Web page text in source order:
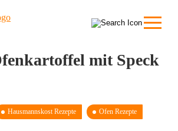
mit Speck
Hausmannskost Rezepte Ofen Rezepte